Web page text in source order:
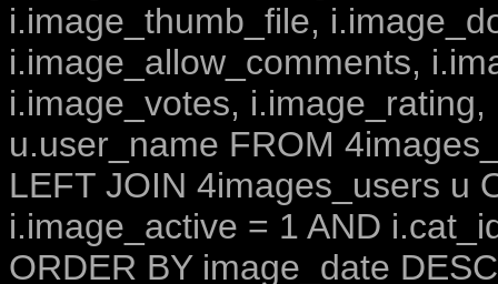
i.image_thumb_file,
i.image_allow_comments,
i.image_votes,
u.user_name FROM
LEFT JOIN 4images_users u
i.image_active = 1 AND
ORDER BY image_date